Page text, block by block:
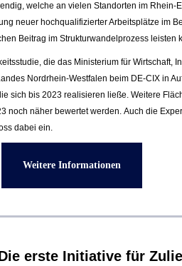
welche an vielen Standorten im Rhein-
neuer hochqualifizierter Arbeitsplätze im
Beitrag im Strukturwandelprozess leisten
die das Ministerium für Wirtschaft,
Nordrhein-Westfalen beim DE-CIX in
sich bis 2023 realisieren ließe. Weitere
noch näher bewertet werden. Auch die
dabei ein.
Weitere Informationen
erste Initiative für